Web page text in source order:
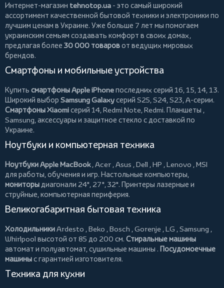
Интернет-магазин tehnotop.ua - это самый широкий
ассортимент качественной бытовой техники и электроники по
лучшим ценам в Украине. Уже больше 7 лет мы помогаем
украинским семьям создавать комфорт в своих домах,
предлагая более 30 000 товаровот ведущих мировых
брендов.
Смартфоны и мобильные устройства
Купить смартфоны Apple iPhoneпоследних серий 16, 15, 14, 13.
Широкий выбор Samsung Galaxyсерий S25, S24, S23, A-серии.
Смартфоны Xiaomiсерий 14, Redmi Note, Redmi. Планшеты ,
Samsung, аксессуары и защитное стекло с доставкой по
Украине.
Ноутбуки и компьютерная техника
Ноутбуки Apple MacBook,Acer ,Asus ,Dell ,HP ,Lenovo ,MSI
для работы, обучения и игр. Настольные компьютеры,
мониторыдиагонали 24", 27", 32". Принтеры лазерные и
струйные, компьютерная периферия.
Великогабаритная бытовая техника
ХолодильникиArdesto ,Beko ,Bosch ,Gorenje ,LG ,Samsung ,
Whirlpool высотой от 85 до 200 см. Стиральные машины
автомат и полуавтомат,сушильные машины . Посудомоечные
машиныс гарантией изготовителя.
Техника для кухни